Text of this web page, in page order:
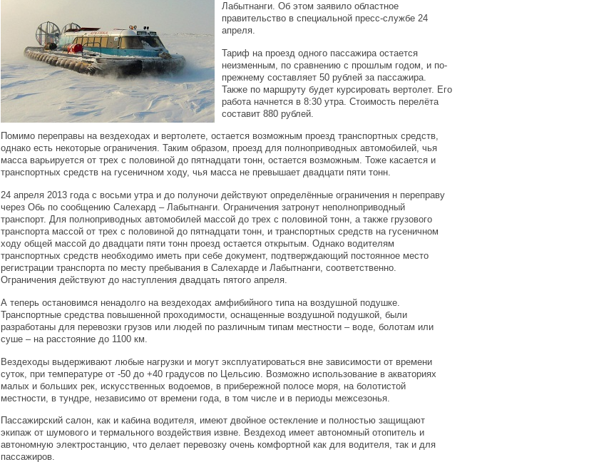
Лабытнанги. Об этом заявило областное
правительство в специальной пресс-службе 24
апреля.
Тариф на проезд одного пассажира остается
неизменным, по сравнению с прошлым годом, и по-
прежнему составляет 50 рублей за пассажира.
Также по маршруту будет курсировать вертолет. Его
работа начнется в 8:30 утра. Стоимость перелёта
составит 880 рублей.
Помимо переправы на вездеходах и вертолете, остается возможным проезд транспортных средств,
однако есть некоторые ограничения. Таким образом, проезд для полноприводных автомобилей, чья
масса варьируется от трех с половиной до пятнадцати тонн, остается возможным. Тоже касается и
транспортных средств на гусеничном ходу, чья масса не превышает двадцати пяти тонн.
24 апреля 2013 года с восьми утра и до полуночи действуют определённые ограничения н переправу
через Обь по сообщению Салехард – Лабытнанги. Ограничения затронут неполноприводный
транспорт. Для полноприводных автомобилей массой до трех с половиной тонн, а также грузового
транспорта массой от трех с половиной до пятнадцати тонн, и транспортных средств на гусеничном
ходу общей массой до двадцати пяти тонн проезд остается открытым. Однако водителям
транспортных средств необходимо иметь при себе документ, подтверждающий постоянное место
регистрации транспорта по месту пребывания в Салехарде и Лабытнанги, соответственно.
Ограничения действуют до наступления двадцать пятого апреля.
А теперь остановимся ненадолго на вездеходах амфибийного типа на воздушной подушке.
Транспортные средства повышенной проходимости, оснащенные воздушной подушкой, были
разработаны для перевозки грузов или людей по различным типам местности – воде, болотам или
суше – на расстояние до 1100 км.
Вездеходы выдерживают любые нагрузки и могут эксплуатироваться вне зависимости от времени
суток, при температуре от -50 до +40 градусов по Цельсию. Возможно использование в акваториях
малых и больших рек, искусственных водоемов, в прибережной полосе моря, на болотистой
местности, в тундре, независимо от времени года, в том числе и в периоды межсезонья.
Пассажирский салон, как и кабина водителя, имеют двойное остекление и полностью защищают
экипаж от шумового и термального воздействия извне. Вездеход имеет автономный отопитель и
автономную электростанцию, что делает перевозку очень комфортной как для водителя, так и для
пассажиров.